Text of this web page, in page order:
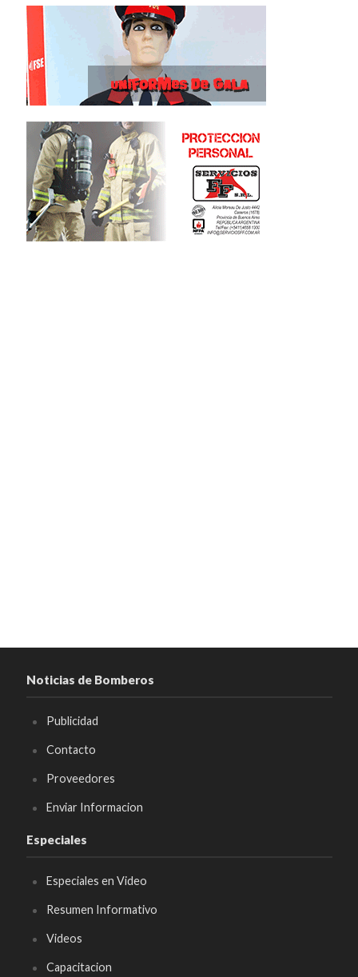
Noticias de Bomberos
Publicidad
Contacto
Proveedores
Enviar Informacion
Especiales
Especiales en Video
Resumen Informativo
Videos
Capacitacion